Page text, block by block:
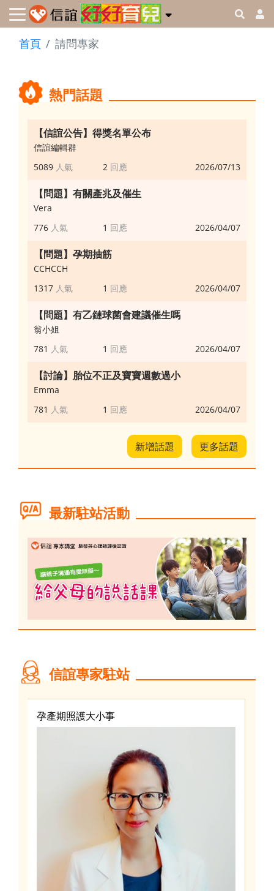
首頁 請問專家
熱門話題
5089
【信誼公告】得獎名單公布
2
信誼編輯群
2026/07/13
776
【問題】有關產兆及催生
1
Vera
2026/04/07
1317
【問題】孕期抽筋
1
CCHCCH
2026/04/07
781
【問題】有乙鏈球菌會建議催生嗎
1
翁小姐
2026/04/07
781
【討論】胎位不正及寶寶週數過小
1
Emma
2026/04/07
新增話題 更多話題
最新駐站活動
信誼專家駐站
孕產期照護大小事